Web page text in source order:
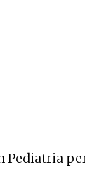
Pediatria